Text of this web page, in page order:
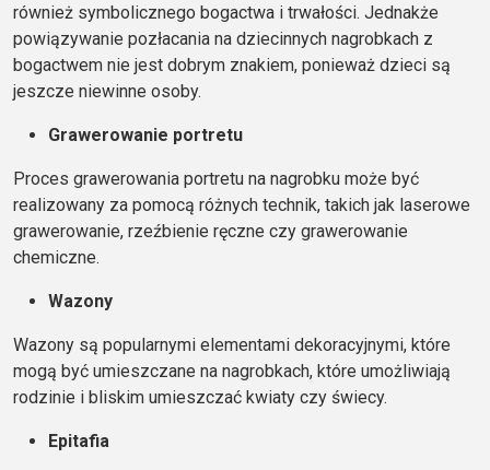
również symbolicznego bogactwa i trwałości. Jednakże
powiązywanie pozłacania na dziecinnych nagrobkach z
bogactwem nie jest dobrym znakiem, ponieważ dzieci są
jeszcze niewinne osoby.
Grawerowanie portretu
Proces grawerowania portretu na nagrobku może być
realizowany za pomocą różnych technik, takich jak laserowe
grawerowanie, rzeźbienie ręczne czy grawerowanie
chemiczne.
Wazony
Wazony są popularnymi elementami dekoracyjnymi, które
mogą być umieszczane na nagrobkach, które umożliwiają
rodzinie i bliskim umieszczać kwiaty czy świecy.
Epitafia